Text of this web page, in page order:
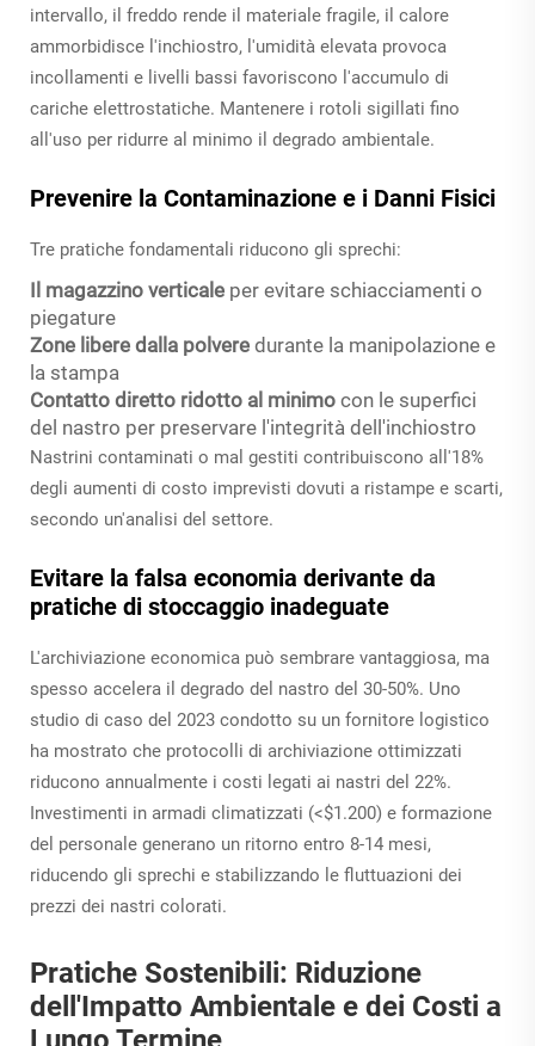
intervallo, il freddo rende il materiale fragile, il calore
ammorbidisce l'inchiostro, l'umidità elevata provoca
incollamenti e livelli bassi favoriscono l'accumulo di
cariche elettrostatiche. Mantenere i rotoli sigillati fino
all'uso per ridurre al minimo il degrado ambientale.
Prevenire la Contaminazione e i Danni Fisici
Tre pratiche fondamentali riducono gli sprechi:
Il magazzino verticale per evitare schiacciamenti o
piegature
Zone libere dalla polvere durante la manipolazione e
la stampa
Contatto diretto ridotto al minimo con le superfici
del nastro per preservare l'integrità dell'inchiostro
Nastrini contaminati o mal gestiti contribuiscono all'18%
degli aumenti di costo imprevisti dovuti a ristampe e scarti,
secondo un'analisi del settore.
Evitare la falsa economia derivante da
pratiche di stoccaggio inadeguate
L'archiviazione economica può sembrare vantaggiosa, ma
spesso accelera il degrado del nastro del 30-50%. Uno
studio di caso del 2023 condotto su un fornitore logistico
ha mostrato che protocolli di archiviazione ottimizzati
riducono annualmente i costi legati ai nastri del 22%.
Investimenti in armadi climatizzati (<$1.200) e formazione
del personale generano un ritorno entro 8-14 mesi,
riducendo gli sprechi e stabilizzando le fluttuazioni dei
prezzi dei nastri colorati.
Pratiche Sostenibili: Riduzione
dell'Impatto Ambientale e dei Costi a